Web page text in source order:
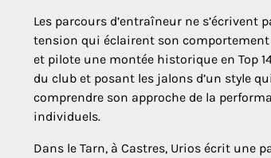
Les parcours d’entraîneur ne s’écrivent
tension qui éclairent son comportement
et pilote une montée historique en Top
du club et posant les jalons d’un style
comprendre son approche de la
individuels.
Dans le Tarn, à Castres, Urios écrit une